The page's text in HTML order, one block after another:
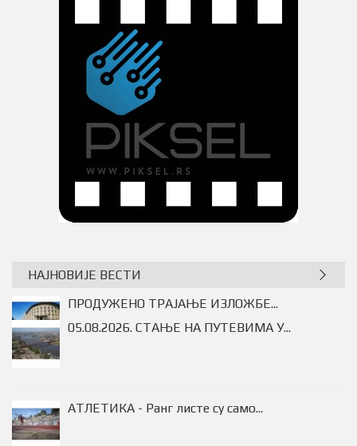
НАЈНОВИЈЕ ВЕСТИ
ПРОДУЖЕНО ТРАЈАЊЕ ИЗЛОЖБЕ...